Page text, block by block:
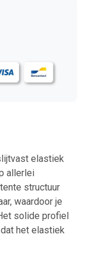
elastiek
allerlei
structuur
waardoor je
solide profiel
het elastiek